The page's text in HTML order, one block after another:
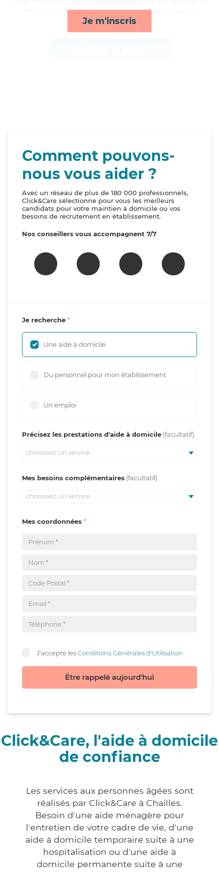
Je m'inscris
mobilité, lever/coucher, repas et courses/livraison*
Comment pouvons-
nous vous aider ?
Avec un réseau de plus de 180 000 professionnels,
Click&Care sélectionne pour vous les meilleurs
candidats pour votre maintien à domicile ou vos
besoins de recrutement en établissement.
Nos conseillers vous accompagnent 7/7
Je recherche
Une aide à domicile
Du personnel pour mon établissement
Un emploi
Précisez les prestations d'aide à domicile
choisissez un service
Mes besoins complémentaires
choisissez un service
Mes coordonnées
J'accepte lesConditions Générales d'Utilisation
Être rappelé aujourd'hui
Click&Care, l'aide à domicile
de confiance
Les services aux personnes âgées sont
réalisés par Click&Care à Chailles.
Besoin d'une aide ménagère pour
l'entretien de votre cadre de vie, d'une
aide à domicile temporaire suite à une
hospitalisation ou d'une aide à
domicile permanente suite à une